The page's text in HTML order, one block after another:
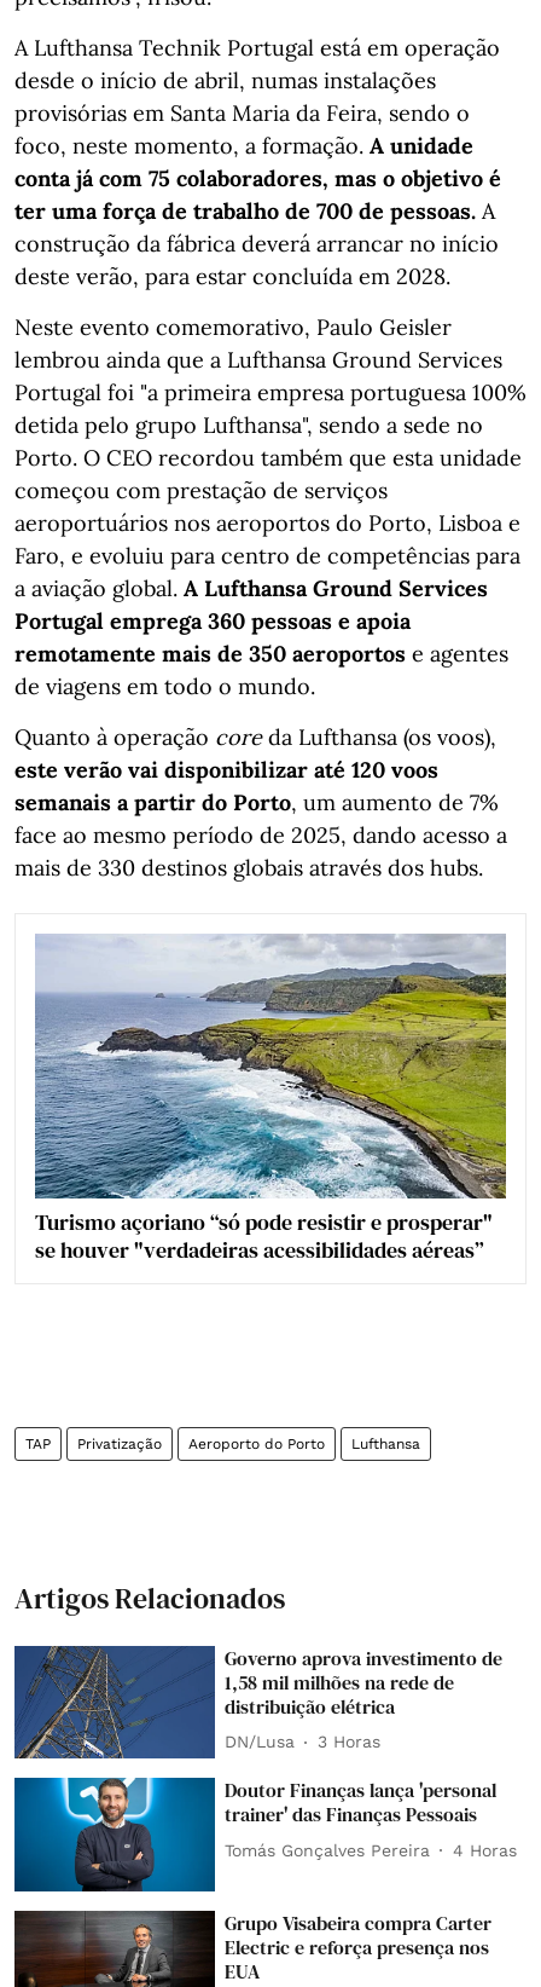
A Lufthansa Technik Portugal está em operação
desde o início de abril, numas instalações
provisórias em Santa Maria da Feira, sendo o
foco, neste momento, a formação. A unidade
conta já com 75 colaboradores, mas o objetivo é
ter uma força de trabalho de 700 de pessoas. A
construção da fábrica deverá arrancar no início
deste verão, para estar concluída em 2028.
Neste evento comemorativo, Paulo Geisler
lembrou ainda que a Lufthansa Ground Services
Portugal foi "a primeira empresa portuguesa 100%
detida pelo grupo Lufthansa", sendo a sede no
Porto. O CEO recordou também que esta unidade
começou com prestação de serviços
aeroportuários nos aeroportos do Porto, Lisboa e
Faro, e evoluiu para centro de competências para
a aviação global. A Lufthansa Ground Services
Portugal emprega 360 pessoas e apoia
remotamente mais de 350 aeroportos e agentes
de viagens em todo o mundo.
Quanto à operação coreda Lufthansa (os voos),
este verão vai disponibilizar até 120 voos
semanais a partir do Porto, um aumento de 7%
face ao mesmo período de 2025, dando acesso a
mais de 330 destinos globais através dos hubs.
Turismo açoriano “só pode resistir e prosperar"
se houver "verdadeiras acessibilidades aéreas”
TAP Privatização Aeroporto do Porto Lufthansa
Artigos Relacionados
Governo aprova investimento de
1,58 mil milhões na rede de
distribuição elétrica
DN/Lusa 3 Horas
Doutor Finanças lança 'personal
trainer' das Finanças Pessoais
Tomás Gonçalves Pereira 4 Horas
Grupo Visabeira compra Carter
Electric e reforça presença nos
EUA